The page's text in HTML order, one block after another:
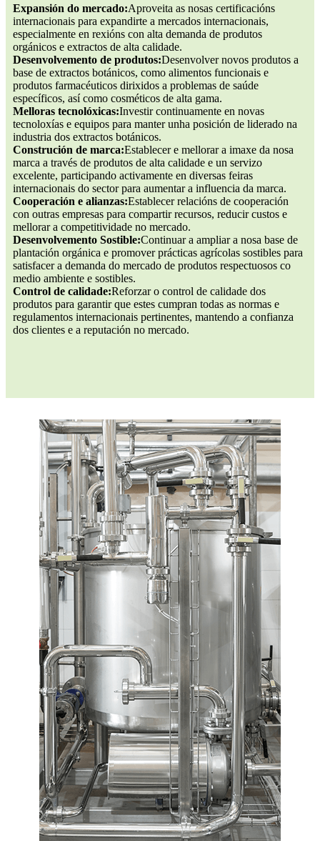
Expansión do mercado:Aproveita as nosas certificacións
internacionais para expandirte a mercados internacionais,
especialmente en rexións con alta demanda de produtos
orgánicos e extractos de alta calidade.
Desenvolvemento de produtos:Desenvolver novos produtos a
base de extractos botánicos, como alimentos funcionais e
produtos farmacéuticos dirixidos a problemas de saúde
específicos, así como cosméticos de alta gama.
Melloras tecnolóxicas:Investir continuamente en novas
tecnoloxías e equipos para manter unha posición de liderado na
industria dos extractos botánicos.
Construción de marca:Establecer e mellorar a imaxe da nosa
marca a través de produtos de alta calidade e un servizo
excelente, participando activamente en diversas feiras
internacionais do sector para aumentar a influencia da marca.
Cooperación e alianzas:Establecer relacións de cooperación
con outras empresas para compartir recursos, reducir custos e
mellorar a competitividade no mercado.
Desenvolvemento Sostible:Continuar a ampliar a nosa base de
plantación orgánica e promover prácticas agrícolas sostibles para
satisfacer a demanda do mercado de produtos respectuosos co
medio ambiente e sostibles.
Control de calidade:Reforzar o control de calidade dos
produtos para garantir que estes cumpran todas as normas e
regulamentos internacionais pertinentes, mantendo a confianza
dos clientes e a reputación no mercado.